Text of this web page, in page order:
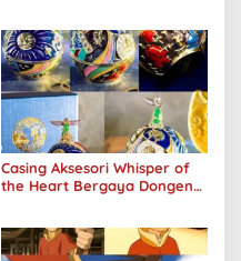
Casing Aksesori Whisper of
the Heart Bergaya Dongeng